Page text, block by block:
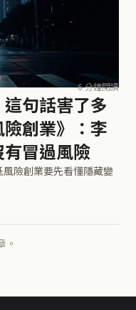
6 分鐘閱讀
這句話害了多
創業》：李
冒過風險
險創業要先看懂隱藏變
。